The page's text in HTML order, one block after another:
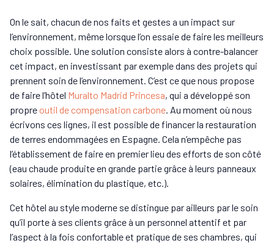
On le sait, chacun de nos faits et gestes a un impact sur
l’environnement, même lorsque l’on essaie de faire les meilleurs
choix possible. Une solution consiste alors à contre-balancer
cet impact, en investissant par exemple dans des projets qui
prennent soin de l’environnement. C’est ce que nous propose
de faire l’hôtel Muralto Madrid Princesa, qui a développé son
propre outil de compensation carbone. Au moment où nous
écrivons ces lignes, il est possible de financer la restauration
de terres endommagées en Espagne. Cela n’empêche pas
l’établissement de faire en premier lieu des efforts de son côté
(eau chaude produite en grande partie grâce à leurs panneaux
solaires, élimination du plastique, etc.).
Cet hôtel au style moderne se distingue par ailleurs par le soin
qu’il porte à ses clients grâce à un personnel attentif et par
l’aspect à la fois confortable et pratique de ses chambres, qui